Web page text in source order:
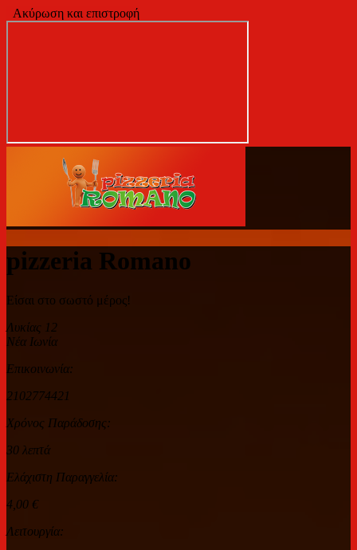
Ακύρωση και επιστροφή
pizzeria Romano
Είσαι στο σωστό μέρος!
Λυκίας 12
Νέα Ιωνία
Επικοινωνία:
2102774421
Χρόνος Παράδοσης:
30 λεπτά
Ελάχιστη Παραγγελία:
4,00 €
Λειτουργία: